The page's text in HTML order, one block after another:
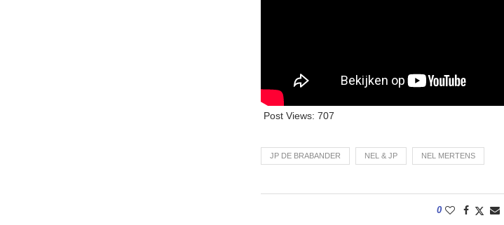
Post Views: 707
JP DE BRABANDER NEL & JP NEL MERTENS
0